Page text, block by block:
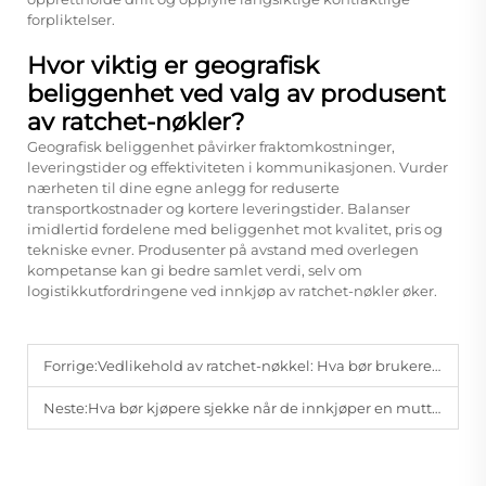
forpliktelser.
Hvor viktig er geografisk
beliggenhet ved valg av produsent
av ratchet-nøkler?
Geografisk beliggenhet påvirker fraktomkostninger,
leveringstider og effektiviteten i kommunikasjonen. Vurder
nærheten til dine egne anlegg for reduserte
transportkostnader og kortere leveringstider. Balanser
imidlertid fordelene med beliggenhet mot kvalitet, pris og
tekniske evner. Produsenter på avstand med overlegen
kompetanse kan gi bedre samlet verdi, selv om
logistikkutfordringene ved innkjøp av ratchet-nøkler øker.
Forrige:Vedlikehold av ratchet-nøkkel: Hva bør brukere inspisere?
Neste:Hva bør kjøpere sjekke når de innkjøper en mutternøkkel?